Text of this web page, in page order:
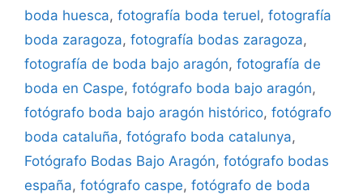
boda huesca, fotografía boda teruel, fotografía
boda zaragoza, fotografía bodas zaragoza,
fotografía de boda bajo aragón, fotografía de
boda en Caspe, fotógrafo boda bajo aragón,
fotógrafo boda bajo aragón histórico, fotógrafo
boda cataluña, fotógrafo boda catalunya,
Fotógrafo Bodas Bajo Aragón, fotógrafo bodas
españa, fotógrafo caspe, fotógrafo de boda